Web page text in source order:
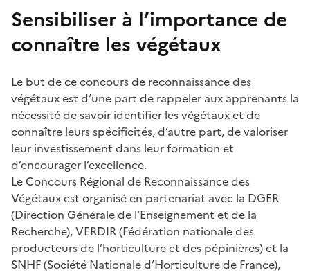
Sensibiliser à l’importance de
connaître les végétaux
Le but de ce concours de reconnaissance des
végétaux est d’une part de rappeler aux apprenants la
nécessité de savoir identifier les végétaux et de
connaître leurs spécificités, d’autre part, de valoriser
leur investissement dans leur formation et
d’encourager l’excellence.
Le Concours Régional de Reconnaissance des
Végétaux est organisé en partenariat avec la DGER
(Direction Générale de l’Enseignement et de la
Recherche), VERDIR (Fédération nationale des
producteurs de l’horticulture et des pépinières) et la
SNHF (Société Nationale d’Horticulture de France),